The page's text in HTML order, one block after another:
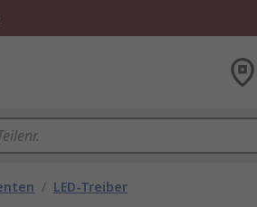
/ LED-Treiber